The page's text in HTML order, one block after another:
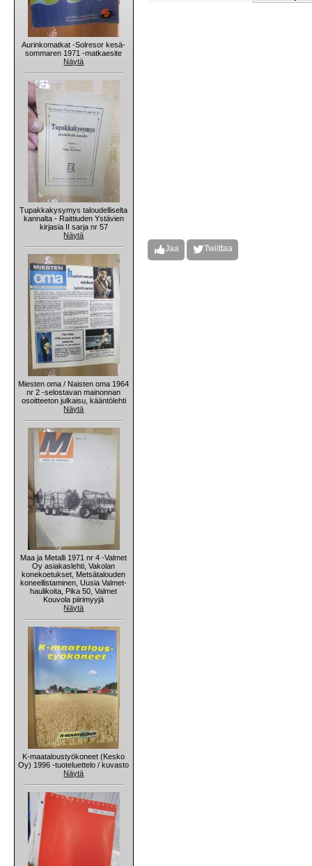
Aurinkomatkat -Solresor kesä-
sommaren 1971 -matkaesite
Näytä
Tupakkakysymys taloudelliselta
kannalta - Raittiuden Ystävien
kirjasia II sarja nr 57
Näytä
Miesten oma / Naisten oma 1964
nr 2 -selostavan mainonnan
osoitteeton julkaisu, kääntölehti
Näytä
Maa ja Metalli 1971 nr 4 -Valmet
Oy asiakaslehti, Vakolan
konekoetukset, Metsätalouden
koneellistaminen, Uusia Valmet-
haulikoita, Pika 50, Valmet
Kouvola piirimyyjä
Näytä
K-maataloustyökoneet (Kesko
Oy) 1996 -tuoteluettelo / kuvasto
Näytä
Jaa Twiittaa